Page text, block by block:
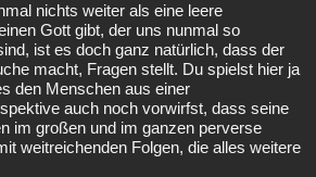
nichts weiter als eine leere
Gott gibt, der uns nunmal so
ist es doch ganz natürlich, dass der
macht, Fragen stellt. Du spielst hier ja
den Menschen aus einer
auch noch vorwirfst, dass seine
im großen und im ganzen perverse
weitreichenden Folgen, die alles weitere